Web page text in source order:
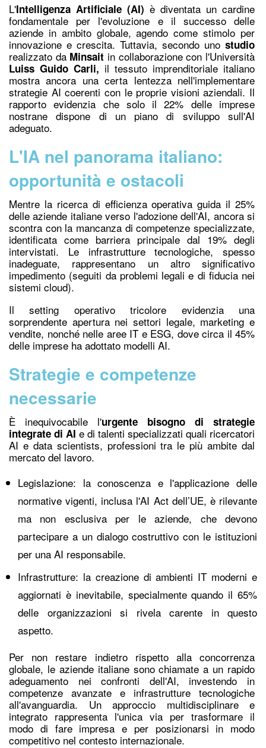
L'Intelligenza Artificiale (AI) è diventata un cardine
fondamentale per l'evoluzione e il successo delle
aziende in ambito globale, agendo come stimolo per
innovazione e crescita. Tuttavia, secondo uno studio
realizzato da Minsait in collaborazione con l'Università
Luiss Guido Carli, il tessuto imprenditoriale italiano
mostra ancora una certa lentezza nell'implementare
strategie AI coerenti con le proprie visioni aziendali. Il
rapporto evidenzia che solo il 22% delle imprese
nostrane dispone di un piano di sviluppo sull'AI
adeguato.
L'IA nel panorama italiano:
opportunità e ostacoli
Mentre la ricerca di efficienza operativa guida il 25%
delle aziende italiane verso l'adozione dell'AI, ancora si
scontra con la mancanza di competenze specializzate,
identificata come barriera principale dal 19% degli
intervistati. Le infrastrutture tecnologiche, spesso
inadeguate, rappresentano un altro significativo
impedimento (seguiti da problemi legali e di fiducia nei
sistemi cloud).
Il setting operativo tricolore evidenzia una
sorprendente apertura nei settori legale, marketing e
vendite, nonché nelle aree IT e ESG, dove circa il 45%
delle imprese ha adottato modelli AI.
Strategie e competenze
necessarie
È inequivocabile l'urgente bisogno di strategie
integrate di AI e di talenti specializzati quali ricercatori
AI e data scientists, professioni tra le più ambite dal
mercato del lavoro.
Legislazione: la conoscenza e l'applicazione delle
normative vigenti, inclusa l'AI Act dell’UE, è rilevante
ma non esclusiva per le aziende, che devono
partecipare a un dialogo costruttivo con le istituzioni
per una AI responsabile.
Infrastrutture: la creazione di ambienti IT moderni e
aggiornati è inevitabile, specialmente quando il 65%
delle organizzazioni si rivela carente in questo
aspetto.
Per non restare indietro rispetto alla concorrenza
globale, le aziende italiane sono chiamate a un rapido
adeguamento nei confronti dell'AI, investendo in
competenze avanzate e infrastrutture tecnologiche
all'avanguardia. Un approccio multidisciplinare e
integrato rappresenta l'unica via per trasformare il
modo di fare impresa e per posizionarsi in modo
competitivo nel contesto internazionale.